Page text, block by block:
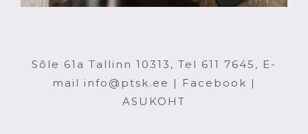
Sõle 61a Tallinn 10313, Tel 611 7645, E-
mail info@ptsk.ee |
Facebook |
ASUKOHT